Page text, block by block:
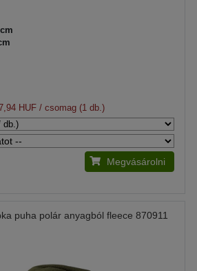
HUF/ csomag (1 db.)
Megvásárolni
puha polár anyagból fleece 870911